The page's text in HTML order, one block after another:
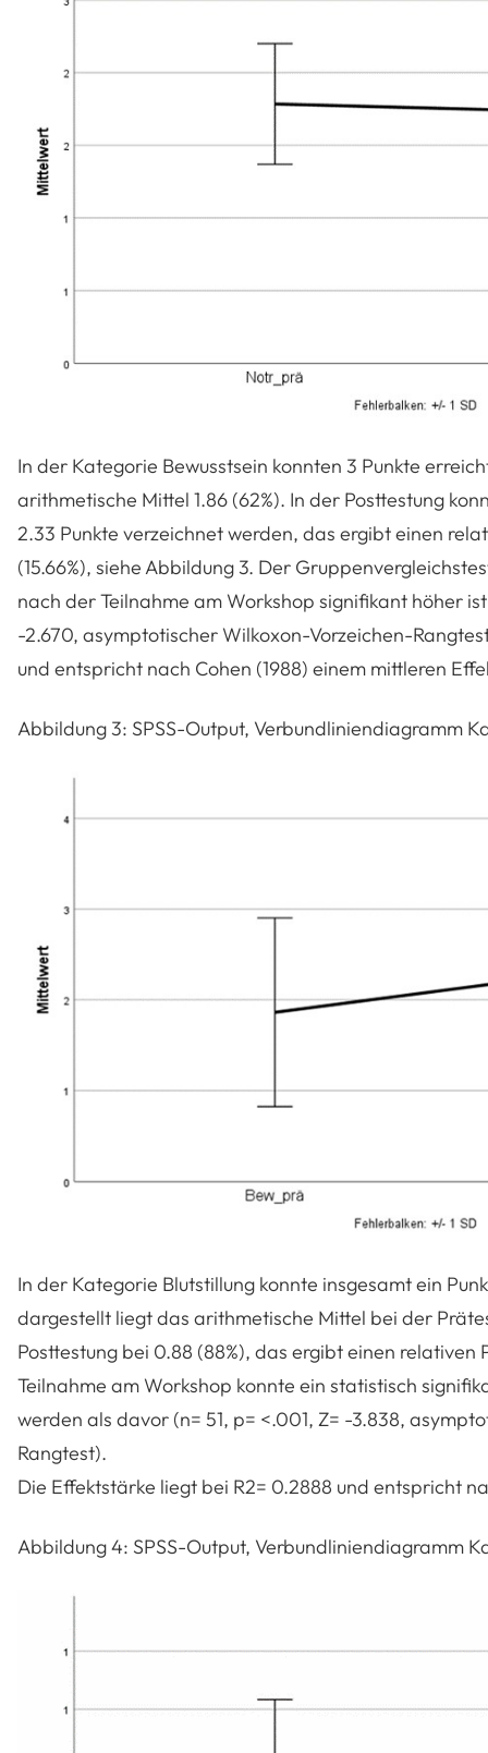
In der Kategorie Bewusstsein konnten 3 Punkte
arithmetische Mittel 1.86 (62%). In der Posttestung
2.33 Punkte verzeichnet werden, das ergibt einen
(15.66%), siehe Abbildung 3. Der
nach der Teilnahme am Workshop signifikant höher
-2.670, asymptotischer Wilkoxon-Vorzeichen-
und entspricht nach Cohen (1988) einem mittleren
Abbildung 3: SPSS-Output, Verbundliniendiagramm
In der Kategorie Blutstillung konnte insgesamt ein
dargestellt liegt das arithmetische Mittel bei der
Posttestung bei 0.88 (88%), das ergibt einen relativen
Teilnahme am Workshop konnte ein statistisch
werden als davor (n= 51, p= <.001, Z= -3.838,
Rangtest).
Die Effektstärke liegt bei R2= 0.2888 und entspricht
Abbildung 4: SPSS-Output, Verbundliniendiagramm